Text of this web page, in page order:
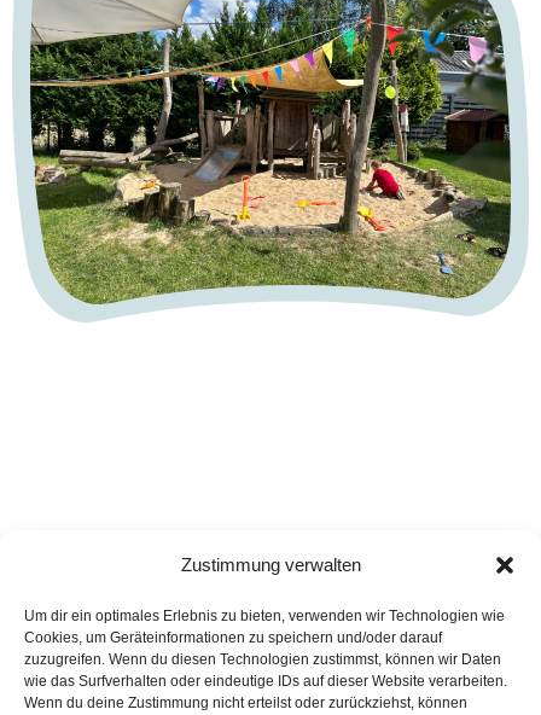
Zustimmung verwalten
Um dir ein optimales Erlebnis zu bieten, verwenden wir Technologien wie
Cookies, um Geräteinformationen zu speichern und/oder darauf
zuzugreifen. Wenn du diesen Technologien zustimmst, können wir Daten
wie das Surfverhalten oder eindeutige IDs auf dieser Website verarbeiten.
Wenn du deine Zustimmung nicht erteilst oder zurückziehst, können